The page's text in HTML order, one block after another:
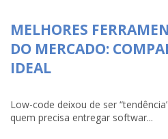
MELHORES
DO MERCADO:
IDEAL
Low-code deixou de ser
quem precisa entregar softwar...